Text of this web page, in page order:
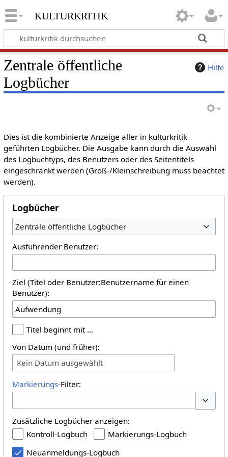
kulturkritik
Hilfe
Zentrale öffentliche
Logbücher
Dies ist die kombinierte Anzeige aller in kulturkritik
geführten Logbücher. Die Ausgabe kann durch die Auswahl
des Logbuchtyps, des Benutzers oder des Seitentitels
eingeschränkt werden (Groß-/Kleinschreibung muss beachtet
werden).
Logbücher
Zentrale öffentliche Logbücher
Ausführender Benutzer:
Ziel (Titel oder Benutzer:Benutzername für einen
Benutzer):
Titel beginnt mit …
Von Datum (und früher):
Kein Datum ausgewählt
Markierungs-Filter:
Zusätzliche Logbücher anzeigen:
Kontroll-Logbuch
Markierungs-Logbuch
Neuanmeldungs-Logbuch